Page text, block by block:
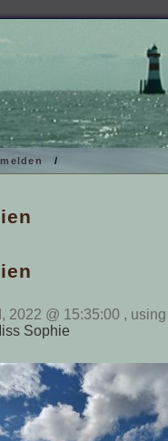
/
2022 @ 15:35:00 ,
Sophie